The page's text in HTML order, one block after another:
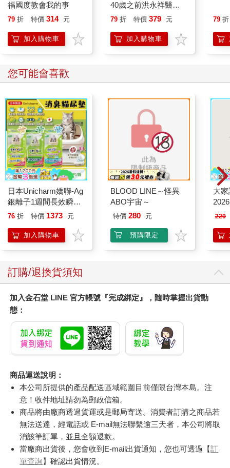
福國度教會我的事
79 折 特價 314 元
加入購物車
40歲之前洪永祥醫師
就告訴我這些事
79 折 特價 379 元
加入購物車
79 折
您可能會喜歡
日本Unicharm嬌聯-Ag
銀離子1週間長效瞬吸
乾爽寵物消臭大師貓尿
防滲漏貓尿布/可觀察
尿色貓潔墊補充包/本
76 折 特價 1373 元
加入購物車
BLOOD LINE～怪異
ABO宇宙～
特價 280 元
預購限定
大
220
訂購/退換貨須知
加入金石堂 LINE 官方帳號『完成綁定』，隨時掌握出貨動
態：
商品運送說明：
本公司所提供的產品配送區域範圍目前僅限台灣本島。注
意！收件地址請勿為郵政信箱。
商品將由廠商透過貨運或是郵局寄送。消費者訂購之商品若
無法送達，經電話或 E-mail無法聯繫逾三天者，本公司將取
消該筆訂單，並且全額退款。
當廠商出貨後，您會收到E-mail出貨通知，您也可透過【訂
單查詢】確認出貨情況。